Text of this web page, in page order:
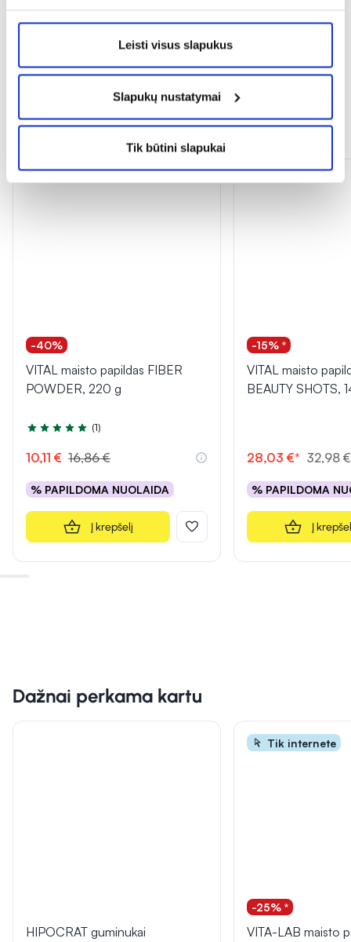
Leisti visus slapukus
Slapukų nustatymai
Tik būtini slapukai
Panašios prekės
-40%
VITAL maisto papildas FIBER
POWDER, 220 g
Įvertinimas 5.0 iš 5
(1)
10,11 € 16,86 €
% PAPILDOMA NUOLAIDA
Į krepšelį
-15% *
VITAL maisto
BEAUTY SHOTS,
28,03 €* 32,98 €
% PAPILDOMA
Į
Dažnai perkama kartu
HIPOCRAT guminukai
Tik internete
-25% *
VITA-LAB maisto